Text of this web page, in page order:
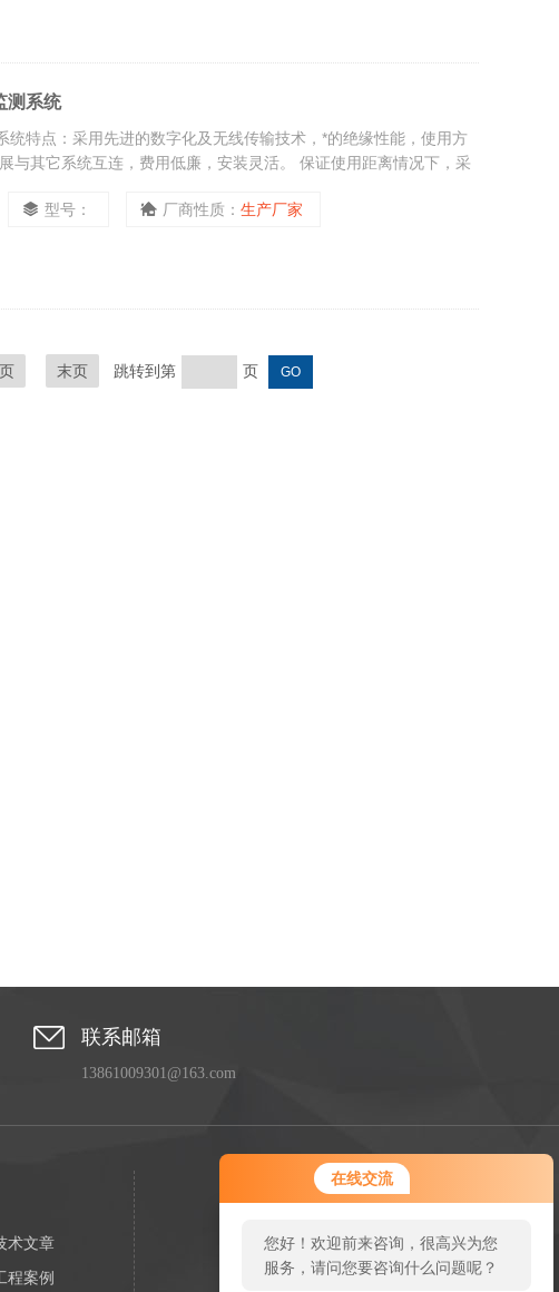
在线交流
您好！欢迎前来咨询，很高兴为您
服务，请问您要咨询什么问题呢？
您好，看您停留很久了，是否找到
了需求产品，您可以直接在线与我
测系统
统特点：采用先进的数字化及无线传输技术，*的绝缘性能，使用方
与其它系统互连，费用低廉，安装灵活。 保证使用距离情况下，采
型号： 厂商性质：生产厂家
末页 跳转到第 页
联系邮箱
13861009301@163.com
术文章
程案例